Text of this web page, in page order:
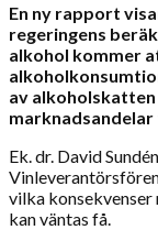
En ny rapport
regeringens
alkohol kommer
av
Ek. dr. David
vilka
kan väntas få.